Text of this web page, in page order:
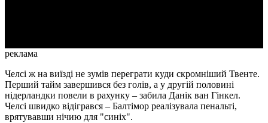
реклама
Челсі ж на виїзді не зумів переграти куди скромніший Твенте.
Перший тайм завершився без голів, а у другій половині
нідерландки повели в рахунку – забила Данік ван Гінкел.
Челсі швидко відігрався – Балтімор реалізувала пенальті,
врятувавши нічию для "синіх".